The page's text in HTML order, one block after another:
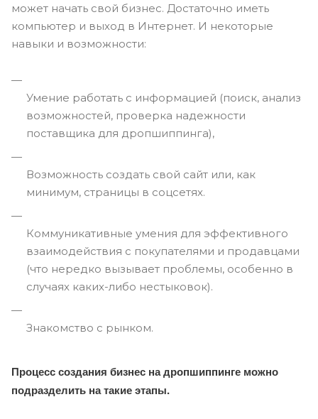
может начать свой бизнес. Достаточно иметь
компьютер и выход в Интернет. И некоторые
навыки и возможности:
Умение работать с информацией (поиск, анализ
возможностей, проверка надежности
поставщика для дропшиппинга),
Возможность создать свой сайт или, как
минимум, страницы в соцсетях.
Коммуникативные умения для эффективного
взаимодействия с покупателями и продавцами
(что нередко вызывает проблемы, особенно в
случаях каких-либо нестыковок).
Знакомство с рынком.
Процесс создания бизнес на дропшиппинге можно
подразделить на такие этапы.